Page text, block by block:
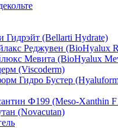
Гидрэйт (Bellarti Hydrate)
Реджувен (BioHyalux
Мевита (BioHyalux
(Viscoderm)
Гидро Бустер
Ф199 (Meso-Xanthin
(Novacutan)